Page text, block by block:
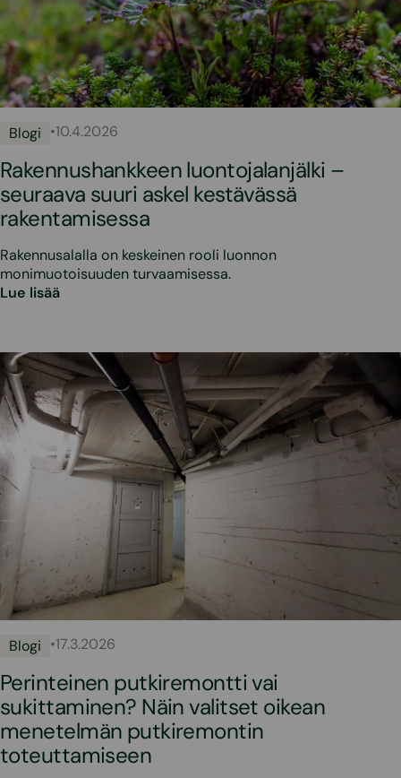
Blogi •10.4.2026
Rakennushankkeen luontojalanjälki –
seuraava suuri askel kestävässä
rakentamisessa
Rakennusalalla on keskeinen rooli luonnon
monimuotoisuuden turvaamisessa.
Lue lisää
Blogi •17.3.2026
Perinteinen putkiremontti vai
sukittaminen? Näin valitset oikean
menetelmän putkiremontin
toteuttamiseen